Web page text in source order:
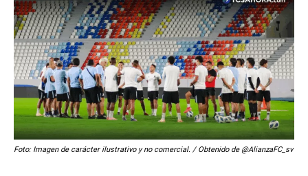
Foto: Imagen de carácter ilustrativo y no comercial. / Obtenido de @AlianzaFC_sv